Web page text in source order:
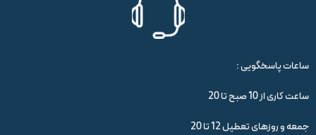
ساعات پاسخگویی :
ساعت کاری از 10 صبح تا 20
جمعه و روزهای تعطیل 12 تا 20